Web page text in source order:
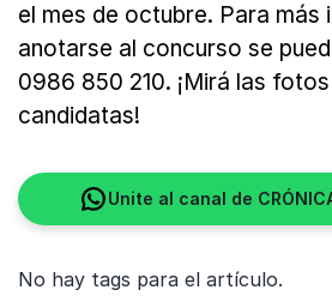
el mes de octubre. Para más
anotarse al concurso se
0986 850 210. ¡Mirá las
candidatas!
Unite al canal de
No hay tags para el artículo.